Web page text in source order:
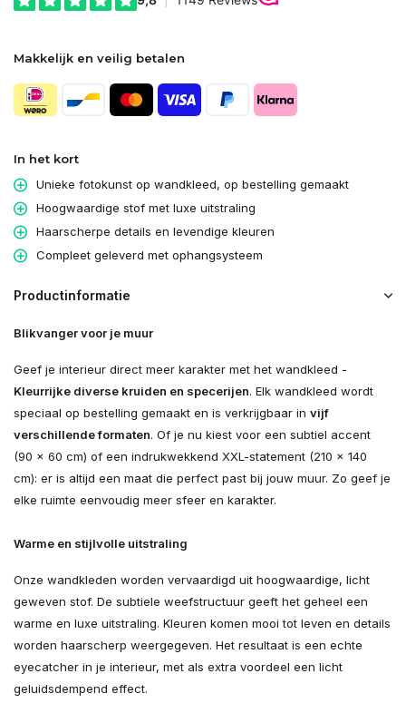
Makkelijk en veilig betalen
In het kort
Unieke fotokunst op wandkleed, op bestelling gemaakt
Hoogwaardige stof met luxe uitstraling
Haarscherpe details en levendige kleuren
Compleet geleverd met ophangsysteem
Productinformatie
Blikvanger voor je muur
Geef je interieur direct meer karakter met het wandkleed -
Kleurrijke diverse kruiden en specerijen. Elk wandkleed wordt
speciaal op bestelling gemaakt en is verkrijgbaar in vijf
verschillende formaten. Of je nu kiest voor een subtiel accent
(90 × 60 cm) of een indrukwekkend XXL-statement (210 × 140
cm): er is altijd een maat die perfect past bij jouw muur. Zo geef je
elke ruimte eenvoudig meer sfeer en karakter.
Warme en stijlvolle uitstraling
Onze wandkleden worden vervaardigd uit hoogwaardige, licht
geweven stof. De subtiele weefstructuur geeft het geheel een
warme en luxe uitstraling. Kleuren komen mooi tot leven en details
worden haarscherp weergegeven. Het resultaat is een echte
eyecatcher in je interieur, met als extra voordeel een licht
geluidsdempend effect.